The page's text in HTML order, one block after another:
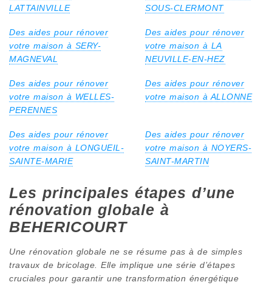
LATTAINVILLE
SOUS-CLERMONT
Des aides pour rénover
votre maison à SERY-
MAGNEVAL
Des aides pour rénover
votre maison à LA
NEUVILLE-EN-HEZ
Des aides pour rénover
votre maison à WELLES-
PERENNES
Des aides pour rénover
votre maison à ALLONNE
Des aides pour rénover
votre maison à LONGUEIL-
SAINTE-MARIE
Des aides pour rénover
votre maison à NOYERS-
SAINT-MARTIN
Les principales étapes d’une
rénovation globale à
BEHERICOURT
Une rénovation globale ne se résume pas à de simples
travaux de bricolage. Elle implique une série d’étapes
cruciales pour garantir une transformation énergétique